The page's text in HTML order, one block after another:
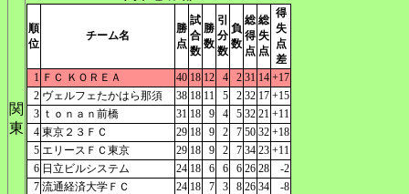
関
東
順
位
チーム名
勝
点
試
合
数
勝
数
引
分
数
負
数
総
得
点
総
失
点
得
失
点
差
1 ＦＣ ＫＯＲＥＡ 40 18 12 4 2 31 14 +17
2 ヴェルフェたかはら那須 38 18 11 5 2 32 17 +15
3 ｔｏｎａｎ前橋 31 18 9 4 5 32 21 +11
4 東京２３ＦＣ 29 18 9 2 7 50 32 +18
5 エリースＦＣ東京 29 18 9 2 7 34 23 +11
6 日立ビルシステム 24 18 6 6 6 26 28
-2
7 流通経済大学ＦＣ 24 18 7 3 8 26 34
-8